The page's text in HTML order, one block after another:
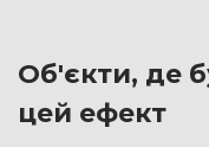
Об'єкти, де
цей ефект